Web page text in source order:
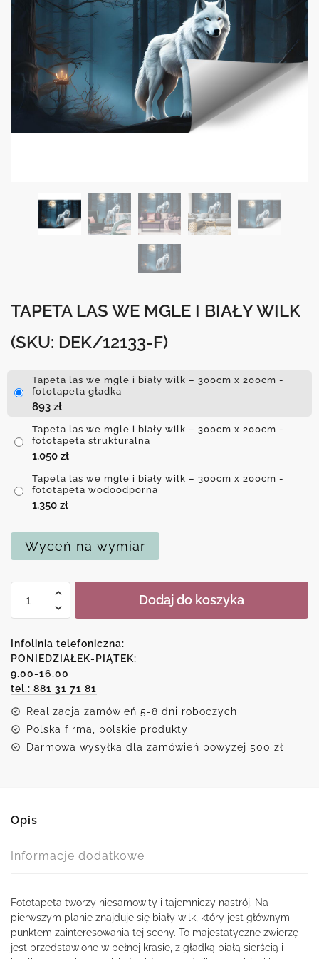
TAPETA LAS WE MGLE I BIAŁY WILK
(SKU: DEK/12133-F)
Tapeta las we mgle i biały wilk – 300cm x 200cm -
fototapeta gładka
893 zł
Tapeta las we mgle i biały wilk – 300cm x 200cm -
fototapeta strukturalna
1,050 zł
Tapeta las we mgle i biały wilk – 300cm x 200cm -
fototapeta wodoodporna
1,350 zł
Wyceń na wymiar
Tapeta
we
mgle
i
biały
wilk
Dodaj do koszyka
Infolinia telefoniczna:
PONIEDZIAŁEK-PIĄTEK:
9.00-16.00
tel.: 881 31 71 81
Realizacja zamówień 5-8 dni roboczych
Polska firma, polskie produkty
Darmowa wysyłka dla zamówień powyżej 500 zł
Opis
Informacje dodatkowe
Fototapeta tworzy niesamowity i tajemniczy nastrój. Na
pierwszym planie znajduje się biały wilk, który jest głównym
punktem zainteresowania tej sceny. To majestatyczne zwierzę
jest przedstawione w pełnej krasie, z gładką białą sierścią i